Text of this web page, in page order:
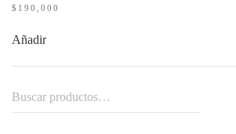
$ 190,000
Añadir
Buscar
por: